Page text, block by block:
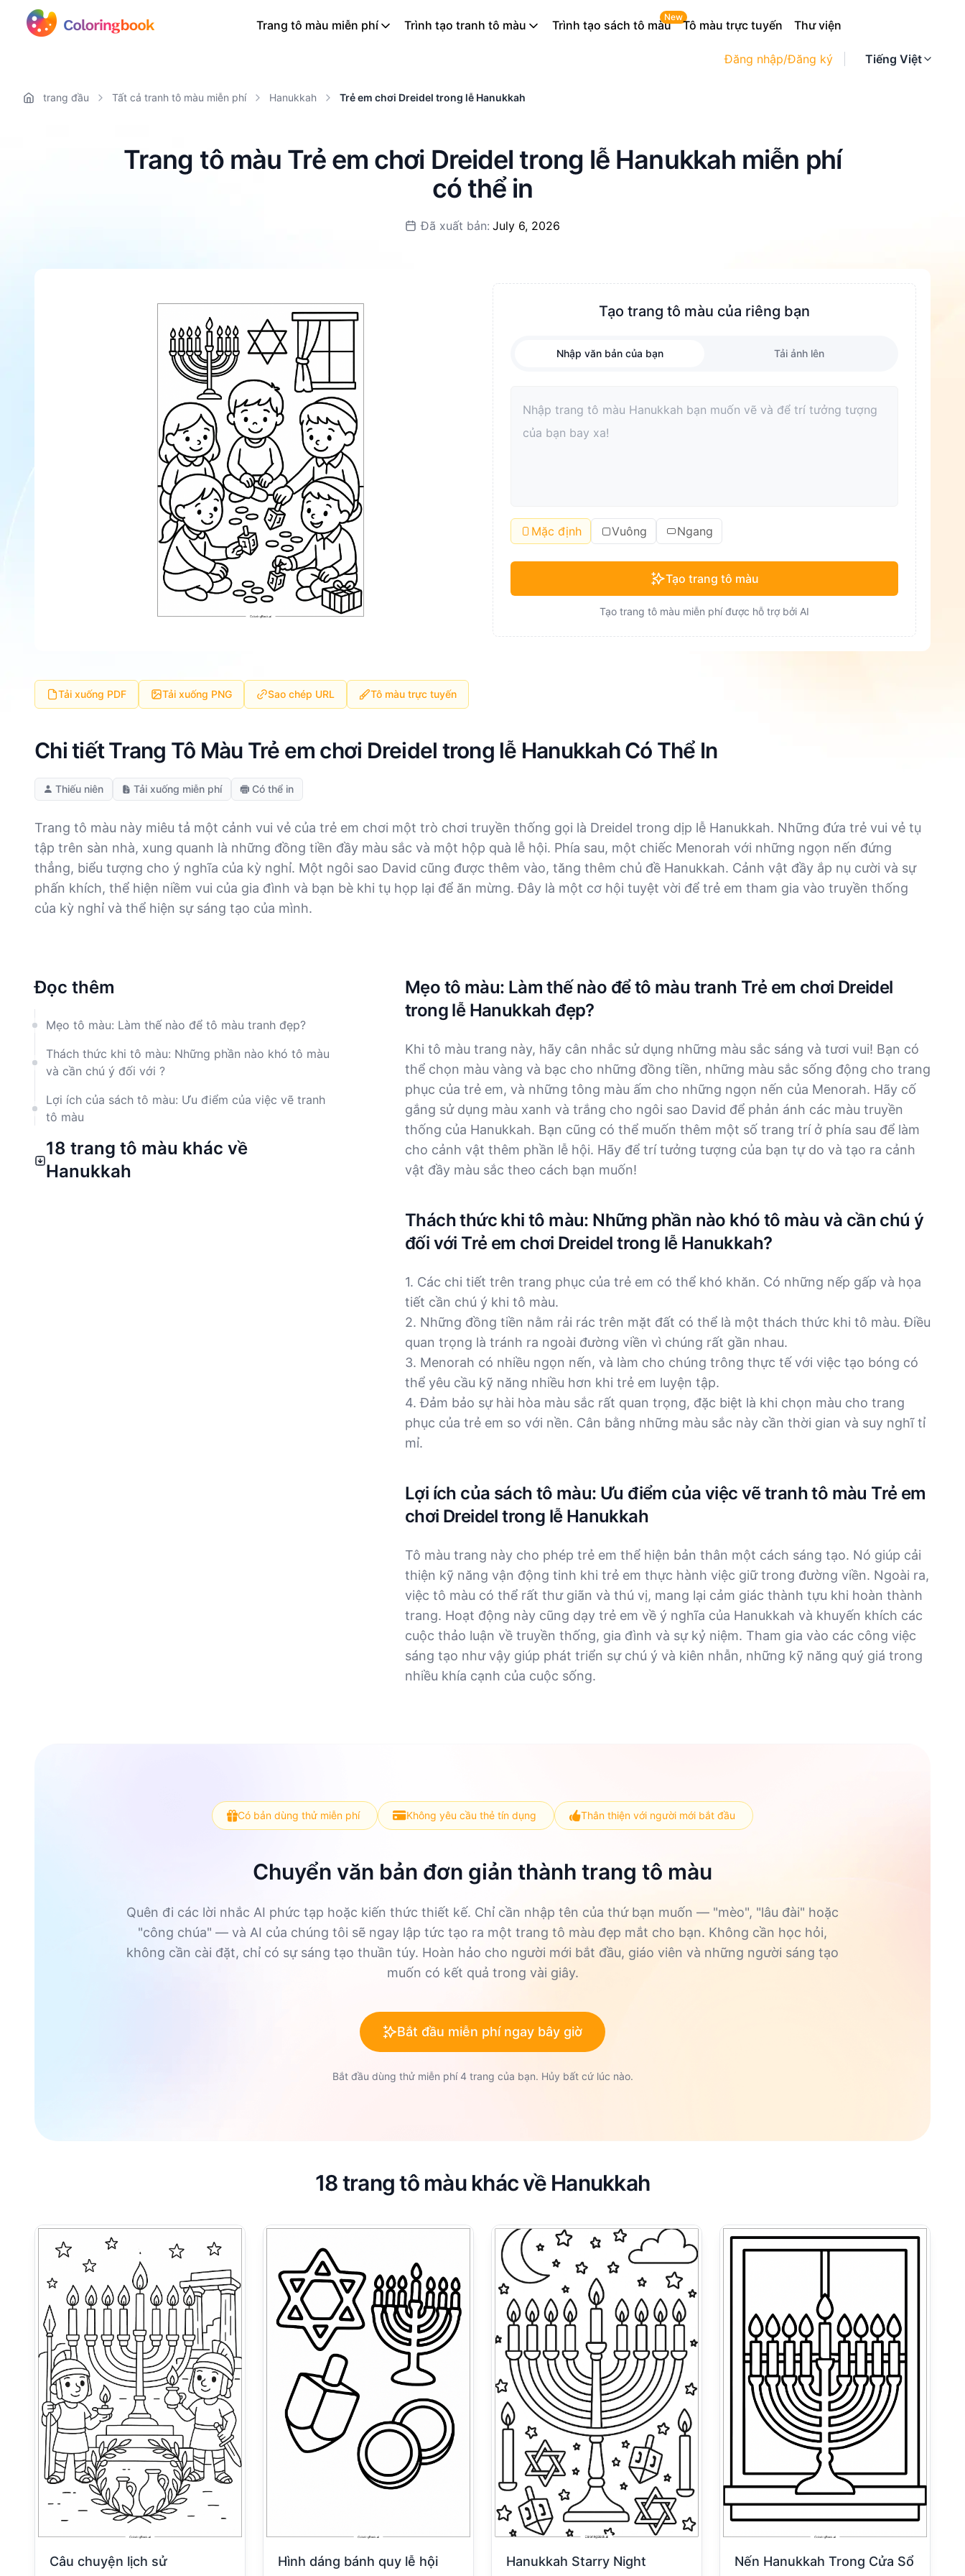
Đăng nhập/Đăng ký Tiếng Việt
Trang tô màu miễn phí Trình tạo tranh tô màu Trình tạo sách tô màu
New
Tô màu trực tuyến Thư viện
trang đầu Tất cả tranh tô màu miễn phí Hanukkah Trẻ em chơi Dreidel trong lễ Hanukkah
Trang tô màu Trẻ em chơi Dreidel trong lễ Hanukkah miễn phí
có thể in
Đã xuất bản: July 6, 2026
Tạo trang tô màu của riêng bạn
Nhập văn bản của bạn Tải ảnh lên
Mặc định Vuông Ngang
Tạo trang tô màu
Tạo trang tô màu miễn phí được hỗ trợ bởi AI
Tải xuống PDF Tải xuống PNG Sao chép URL Tô màu trực tuyến
Chi tiết Trang Tô Màu Trẻ em chơi Dreidel trong lễ Hanukkah Có Thể In
Thiếu niên Tải xuống miễn phí Có thể in
Trang tô màu này miêu tả một cảnh vui vẻ của trẻ em chơi một trò chơi truyền thống gọi là Dreidel trong dịp lễ Hanukkah. Những đứa trẻ vui vẻ tụ
tập trên sàn nhà, xung quanh là những đồng tiền đầy màu sắc và một hộp quà lễ hội. Phía sau, một chiếc Menorah với những ngọn nến đứng
thẳng, biểu tượng cho ý nghĩa của kỳ nghỉ. Một ngôi sao David cũng được thêm vào, tăng thêm chủ đề Hanukkah. Cảnh vật đầy ắp nụ cười và sự
phấn khích, thể hiện niềm vui của gia đình và bạn bè khi tụ họp lại để ăn mừng. Đây là một cơ hội tuyệt vời để trẻ em tham gia vào truyền thống
của kỳ nghỉ và thể hiện sự sáng tạo của mình.
Đọc thêm
Mẹo tô màu: Làm thế nào để tô màu tranh đẹp?
Thách thức khi tô màu: Những phần nào khó tô màu
và cần chú ý đối với ?
Lợi ích của sách tô màu: Ưu điểm của việc vẽ tranh
tô màu
18 trang tô màu khác về
Hanukkah
Mẹo tô màu: Làm thế nào để tô màu tranh Trẻ em chơi Dreidel
trong lễ Hanukkah đẹp?
Khi tô màu trang này, hãy cân nhắc sử dụng những màu sắc sáng và tươi vui! Bạn có
thể chọn màu vàng và bạc cho những đồng tiền, những màu sắc sống động cho trang
phục của trẻ em, và những tông màu ấm cho những ngọn nến của Menorah. Hãy cố
gắng sử dụng màu xanh và trắng cho ngôi sao David để phản ánh các màu truyền
thống của Hanukkah. Bạn cũng có thể muốn thêm một số trang trí ở phía sau để làm
cho cảnh vật thêm phần lễ hội. Hãy để trí tưởng tượng của bạn tự do và tạo ra cảnh
vật đầy màu sắc theo cách bạn muốn!
Thách thức khi tô màu: Những phần nào khó tô màu và cần chú ý
đối với Trẻ em chơi Dreidel trong lễ Hanukkah?
1. Các chi tiết trên trang phục của trẻ em có thể khó khăn. Có những nếp gấp và họa
tiết cần chú ý khi tô màu.
2. Những đồng tiền nằm rải rác trên mặt đất có thể là một thách thức khi tô màu. Điều
quan trọng là tránh ra ngoài đường viền vì chúng rất gần nhau.
3. Menorah có nhiều ngọn nến, và làm cho chúng trông thực tế với việc tạo bóng có
thể yêu cầu kỹ năng nhiều hơn khi trẻ em luyện tập.
4. Đảm bảo sự hài hòa màu sắc rất quan trọng, đặc biệt là khi chọn màu cho trang
phục của trẻ em so với nền. Cân bằng những màu sắc này cần thời gian và suy nghĩ tỉ
mỉ.
Lợi ích của sách tô màu: Ưu điểm của việc vẽ tranh tô màu Trẻ em
chơi Dreidel trong lễ Hanukkah
Tô màu trang này cho phép trẻ em thể hiện bản thân một cách sáng tạo. Nó giúp cải
thiện kỹ năng vận động tinh khi trẻ em thực hành việc giữ trong đường viền. Ngoài ra,
việc tô màu có thể rất thư giãn và thú vị, mang lại cảm giác thành tựu khi hoàn thành
trang. Hoạt động này cũng dạy trẻ em về ý nghĩa của Hanukkah và khuyến khích các
cuộc thảo luận về truyền thống, gia đình và sự kỷ niệm. Tham gia vào các công việc
sáng tạo như vậy giúp phát triển sự chú ý và kiên nhẫn, những kỹ năng quý giá trong
nhiều khía cạnh của cuộc sống.
Có bản dùng thử miễn phí Không yêu cầu thẻ tín dụng Thân thiện với người mới bắt đầu
Chuyển văn bản đơn giản thành trang tô màu
Quên đi các lời nhắc AI phức tạp hoặc kiến thức thiết kế. Chỉ cần nhập tên của thứ bạn muốn — "mèo", "lâu đài" hoặc
"công chúa" — và AI của chúng tôi sẽ ngay lập tức tạo ra một trang tô màu đẹp mắt cho bạn. Không cần học hỏi,
không cần cài đặt, chỉ có sự sáng tạo thuần túy. Hoàn hảo cho người mới bắt đầu, giáo viên và những người sáng tạo
muốn có kết quả trong vài giây.
Bắt đầu miễn phí ngay bây giờ
Bắt đầu dùng thử miễn phí 4 trang của bạn. Hủy bất cứ lúc nào.
18 trang tô màu khác về Hanukkah
Câu chuyện lịch sử
Hình dáng bánh quy lễ hội
Hanukkah Starry Night
Nến Hanukkah Trong Cửa Sổ